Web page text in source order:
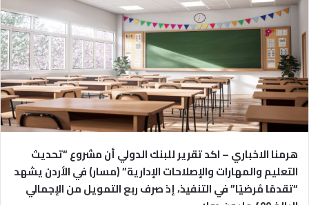
هرمنا الاخباري – اكد تقرير للبنك الدولي أن مشروع “تحديث
التعليم والمهارات والإصلاحات الإدارية” (مسار) في الأردن يشهد
“تقدمًا مُرضيًا” في التنفيذ، إذ صرف ربع التمويل من الإجمالي